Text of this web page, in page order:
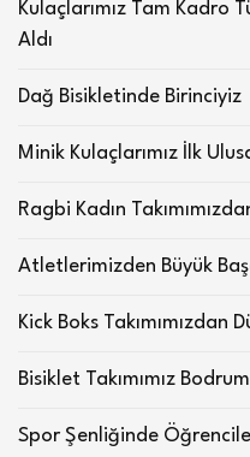
Kulaçlarımız Tam Kadro
Aldı
Dağ Bisikletinde Birinciyiz
Minik Kulaçlarımız İlk
Ragbi Kadın
Atletlerimizden Büyük
Kick Boks Takımımızdan
Bisiklet Takımımız
Spor Şenliğinde